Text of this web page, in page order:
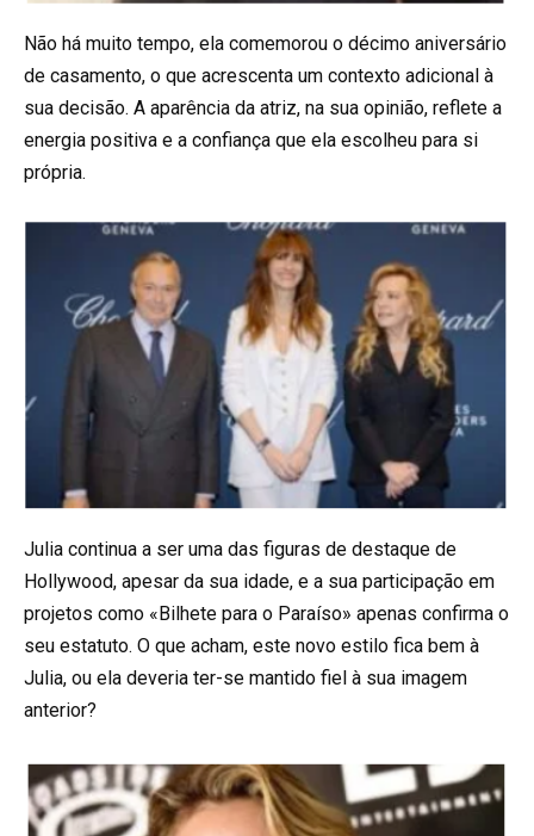
Não há muito tempo, ela comemorou o décimo aniversário
de casamento, o que acrescenta um contexto adicional à
sua decisão. A aparência da atriz, na sua opinião, reflete a
energia positiva e a confiança que ela escolheu para si
própria.
Julia continua a ser uma das figuras de destaque de
Hollywood, apesar da sua idade, e a sua participação em
projetos como «Bilhete para o Paraíso» apenas confirma o
seu estatuto. O que acham, este novo estilo fica bem à
Julia, ou ela deveria ter-se mantido fiel à sua imagem
anterior?